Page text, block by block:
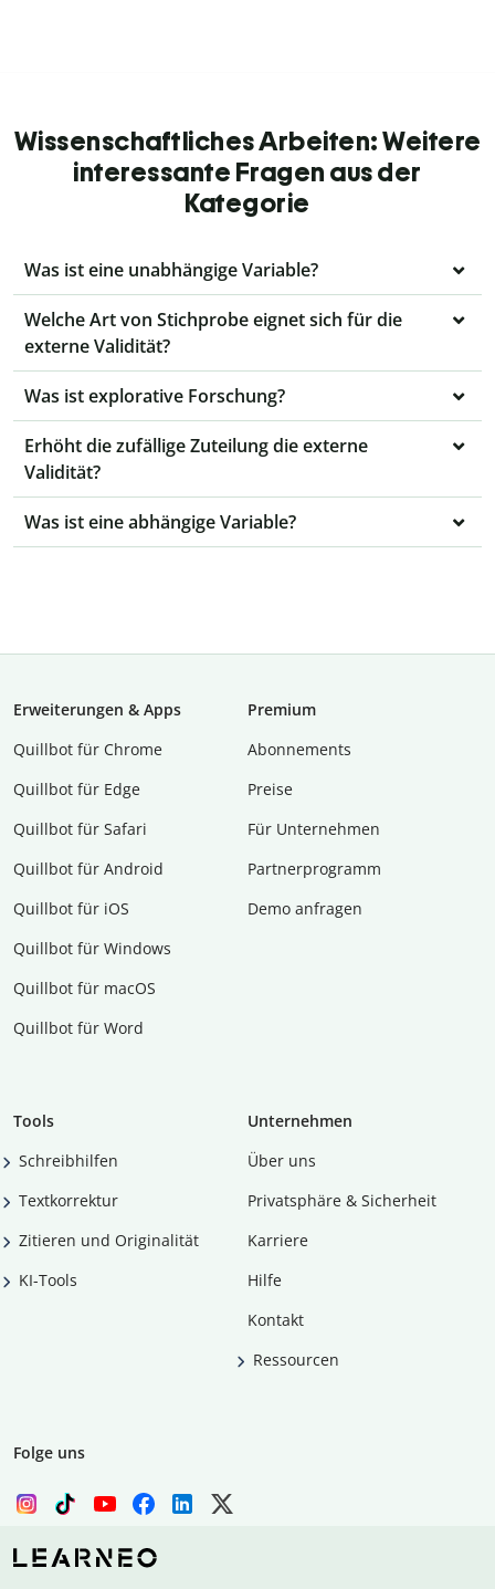
Wissenschaftliches Arbeiten: Weitere
interessante Fragen aus der
Kategorie
Was ist eine unabhängige Variable?
Welche Art von Stichprobe eignet sich für die
externe Validität?
Was ist explorative Forschung?
Erhöht die zufällige Zuteilung die externe
Validität?
Was ist eine abhängige Variable?
Erweiterungen & Apps
Quillbot für Chrome
Quillbot für Edge
Quillbot für Safari
Quillbot für Android
Quillbot für iOS
Quillbot für Windows
Quillbot für macOS
Quillbot für Word
Premium
Abon­ne­ments
Preise
Für Unternehmen
Partnerprogramm
Demo anfragen
Tools
Schreibhilfen
Textkorrektur
Zitieren und Originalität
KI-Tools
Unternehmen
Über uns
Privatsphäre & Sicherheit
Karriere
Hilfe
Kontakt
Ressourcen
Folge uns